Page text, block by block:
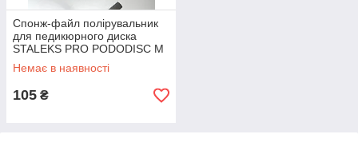
Спонж-файл полірувальник
для педикюрного диска
STALEKS PRO PODODISC M
25 шт PDFB-20
Немає в наявності
105 ₴